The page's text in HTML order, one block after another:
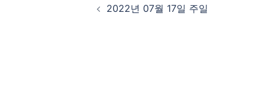
2022년 07월 17일 주일